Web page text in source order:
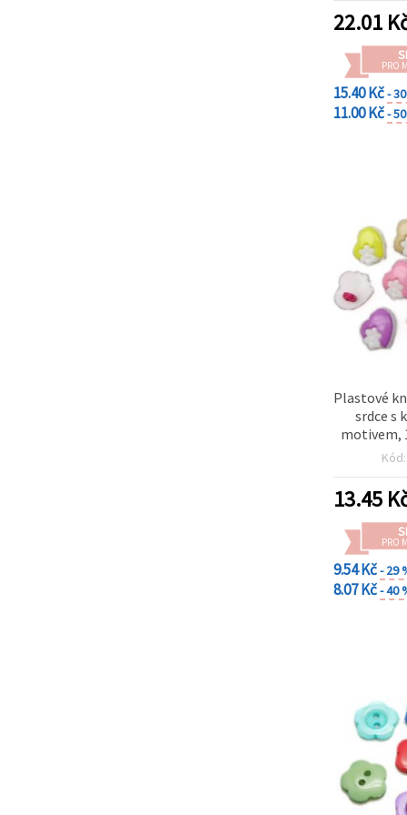
22.01
PRO
15.40 Kč-
11.00 Kč-
Plastové
srdce s
motivem,
otvor 3Kód:
13.45
PRO
9.54 Kč- 29
8.07 Kč- 40